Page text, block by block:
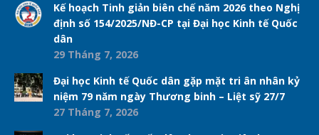
Kế hoạch Tinh giản biên chế năm 2026 theo Nghị
định số 154/2025/NĐ-CP tại Đại học Kinh tế Quốc
dân
29 Tháng 7, 2026
Đại học Kinh tế Quốc dân gặp mặt tri ân nhân kỷ
niệm 79 năm ngày Thương binh – Liệt sỹ 27/7
27 Tháng 7, 2026